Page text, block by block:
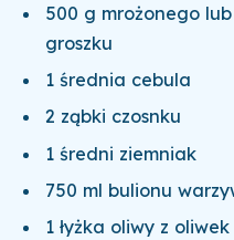
500 g mrożonego
groszku
1 średnia cebula
2 ząbki czosnku
1 średni ziemniak
750 ml bulionu
1 łyżka oliwy z oliwek